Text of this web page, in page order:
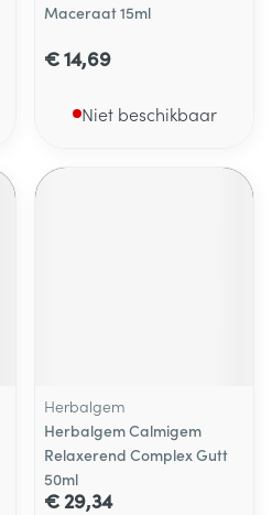
Maceraat 15ml
€ 14,69
Niet beschikbaar
Herbalgem
Herbalgem Calmigem
Relaxerend Complex Gutt
50ml
€ 29,34